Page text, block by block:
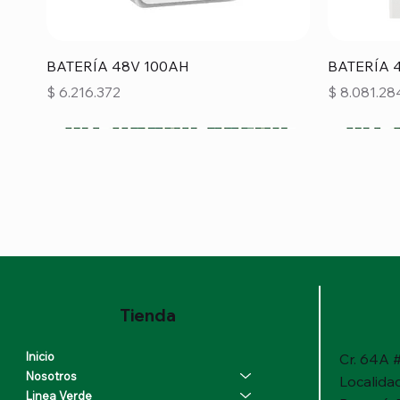
Vista rápida
BATERÍA 48V 100AH
Precio
$ 6.216.372
BATERÍA
Precio
$
Cr. 64A
Tienda
Inicio
Nosotros
Linea Verde